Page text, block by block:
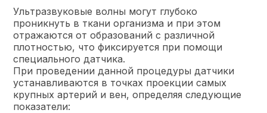
Ультразвуковые волны могут глубоко
проникнуть в ткани организма и при этом
отражаются от образований с различной
плотностью, что фиксируется при помощи
специального датчика.
При проведении данной процедуры датчики
устанавливаются в точках проекции самых
крупных артерий и вен, определяя следующие
показатели: